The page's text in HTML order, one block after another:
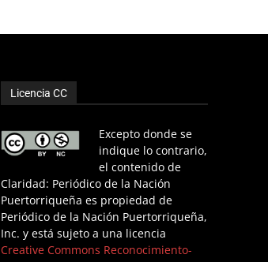
Licencia CC
Excepto donde se
indique lo contrario,
el contenido de
Claridad: Periódico de la Nación
Puertorriqueña es propiedad de
Periódico de la Nación Puertorriqueña,
Inc. y está sujeto a una licencia
Creative Commons Reconocimiento-